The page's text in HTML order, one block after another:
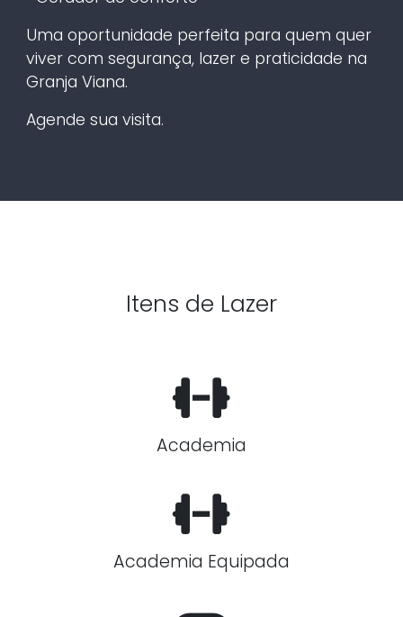
Uma oportunidade perfeita para quem quer
viver com segurança, lazer e praticidade na
Granja Viana.
Agende sua visita.
Itens de Lazer
Academia
Academia Equipada